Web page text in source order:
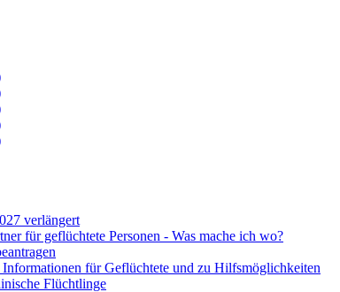
verlängert
für geflüchtete Personen - Was mache ich wo?
für Geflüchtete und zu Hilfsmöglichkeiten
Flüchtlinge